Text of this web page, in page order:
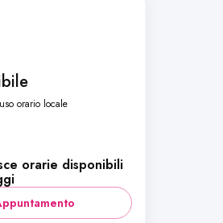
orario locale
orarie disponibili